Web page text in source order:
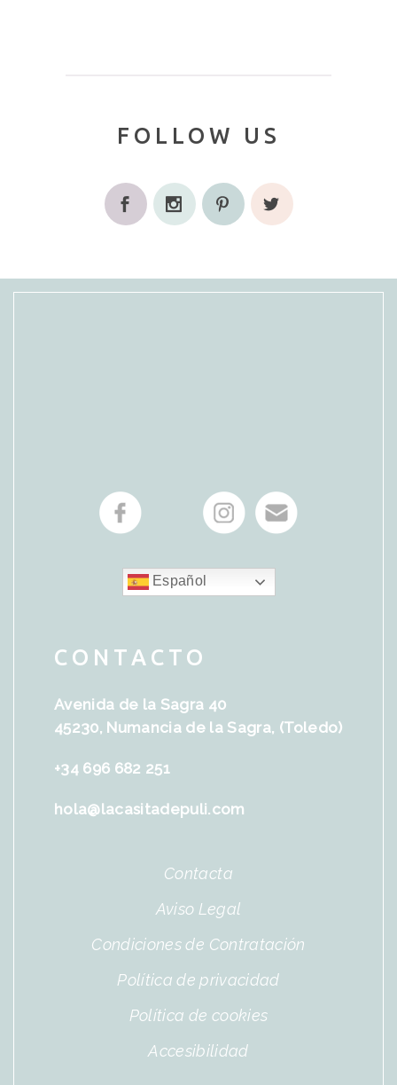
FOLLOW US
Español
CONTACTO
Avenida de la Sagra 40
45230, Numancia de la Sagra, (Toledo)
+34 696 682 251
hola@lacasitadepuli.com
Contacta
Aviso Legal
Condiciones de Contratación
Política de privacidad
Política de cookies
Accesibilidad